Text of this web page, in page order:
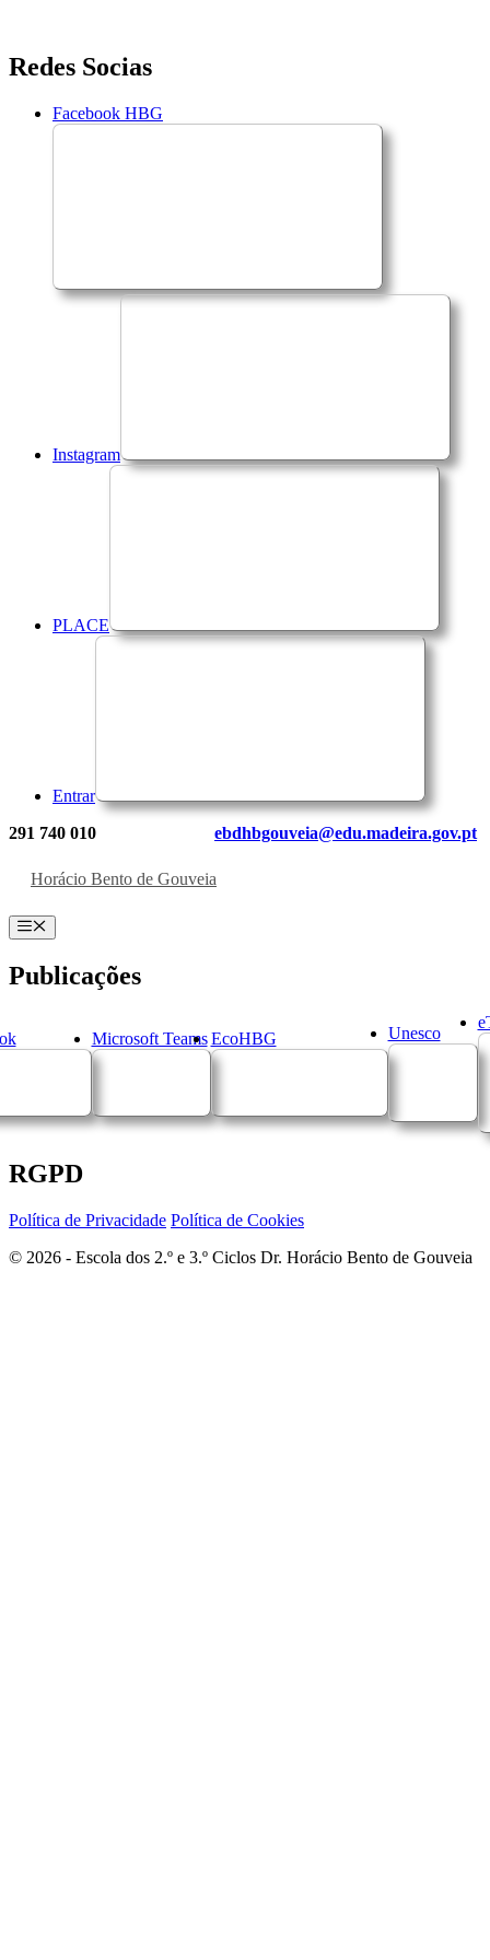
Saltar
para
conteúdo
Redes Socias
Facebook HBG
Instagram
PLACE
Entrar
291 740 010 ebdhbgouveia@edu.madeira.gov.pt
Horácio Bento de Gouveia
Menu
Publicações
Microsoft Teams EcoHBG Unesco
RGPD
Política de Privacidade Política de Cookies
© 2026 - Escola dos 2.º e 3.º Ciclos Dr. Horácio Bento de Gouveia